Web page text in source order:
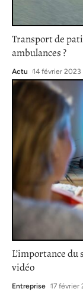
Transport de
ambulances ?
Actu 14 février 2023
L’importance
vidéo
Entreprise 17 février